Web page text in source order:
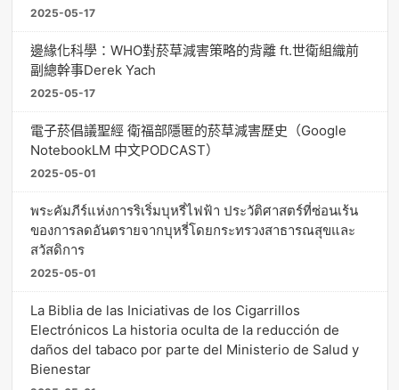
2025-05-17
邊緣化科學：WHO對菸草減害策略的背離 ft.世衛組織前
副總幹事Derek Yach
2025-05-17
電子菸倡議聖經 衛福部隱匿的菸草減害歷史（Google
NotebookLM 中文PODCAST）
2025-05-01
พระคัมภีร์แห่งการริเริ่มบุหรี่ไฟฟ้า ประวัติศาสตร์ที่ซ่อนเร้น
ของการลดอันตรายจากบุหรี่โดยกระทรวงสาธารณสุขและ
สวัสดิการ
2025-05-01
La Biblia de las Iniciativas de los Cigarrillos
Electrónicos La historia oculta de la reducción de
daños del tabaco por parte del Ministerio de Salud y
Bienestar